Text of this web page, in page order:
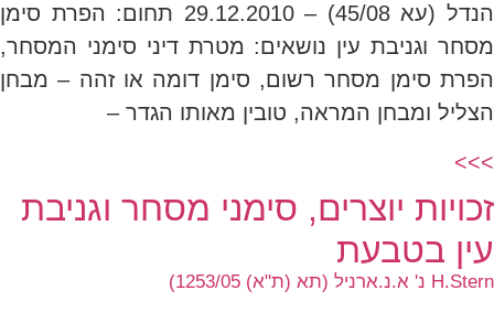
הנדל (עא 45/08) – 29.12.2010 תחום: הפרת סימן
מסחר וגניבת עין נושאים: מטרת דיני סימני המסחר,
הפרת סימן מסחר רשום, סימן דומה או זהה – מבחן
הצליל ומבחן המראה, טובין מאותו הגדר –
>>>
זכויות יוצרים, סימני מסחר וגניבת
עין בטבעת
H.Stern נ' א.נ.ארניל (תא (ת"א) 1253/05)